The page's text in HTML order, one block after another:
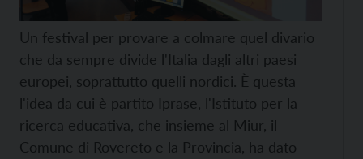
Un festival per provare a colmare quel divario
che da sempre divide l'Italia dagli altri paesi
europei, soprattutto quelli nordici. È questa
l'idea da cui è partito Iprase, l'Istituto per la
ricerca educativa, che insieme al Miur, il
Comune di Rovereto e la Provincia, ha dato